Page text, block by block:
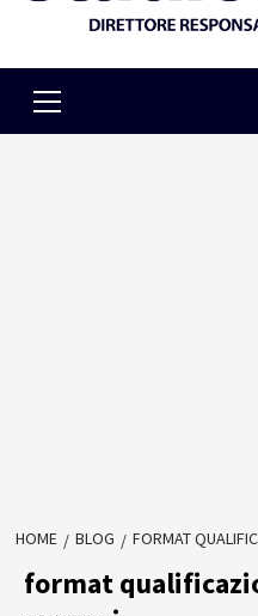
Menu
HOME BLOG FORMAT
format